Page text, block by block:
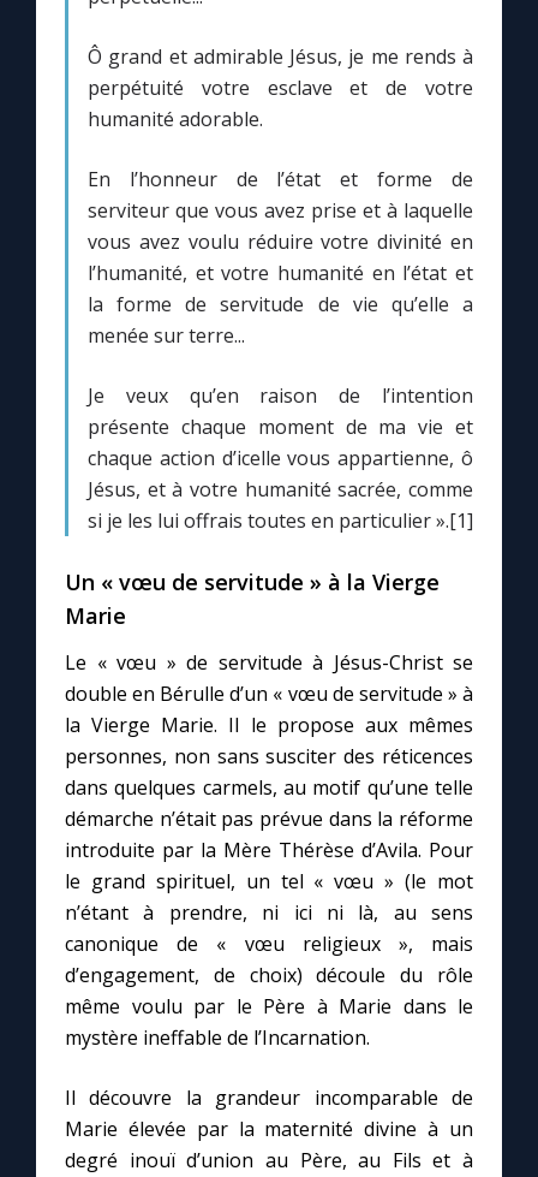
Ô grand et admirable Jésus, je me rends à
perpétuité votre esclave et de votre
humanité adorable.
En l’honneur de l’état et forme de
serviteur que vous avez prise et à laquelle
vous avez voulu réduire votre divinité en
l’humanité, et votre humanité en l’état et
la forme de servitude de vie qu’elle a
menée sur terre...
Je veux qu’en raison de l’intention
présente chaque moment de ma vie et
chaque action d’icelle vous appartienne, ô
Jésus, et à votre humanité sacrée, comme
si je les lui offrais toutes en particulier ».[1]
Un « vœu de servitude » à la Vierge
Marie
Le « vœu » de servitude à Jésus-Christ se
double en Bérulle d’un « vœu de servitude » à
la Vierge Marie. Il le propose aux mêmes
personnes, non sans susciter des réticences
dans quelques carmels, au motif qu’une telle
démarche n’était pas prévue dans la réforme
introduite par la Mère Thérèse d’Avila. Pour
le grand spirituel, un tel « vœu » (le mot
n’étant à prendre, ni ici ni là, au sens
canonique de « vœu religieux », mais
d’engagement, de choix) découle du rôle
même voulu par le Père à Marie dans le
mystère ineffable de l’Incarnation.
Il découvre la grandeur incomparable de
Marie élevée par la maternité divine à un
degré inouï d’union au Père, au Fils et à